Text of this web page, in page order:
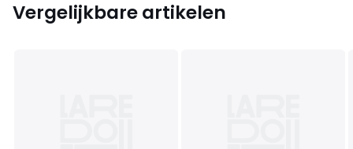
Vergelijkbare artikelen